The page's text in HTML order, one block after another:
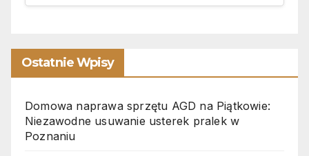
Ostatnie Wpisy
Domowa naprawa sprzętu AGD na Piątkowie:
Niezawodne usuwanie usterek pralek w
Poznaniu